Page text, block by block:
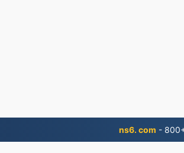
ns6. com -